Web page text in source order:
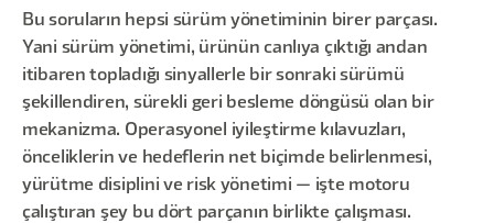
Bu soruların hepsi sürüm yönetiminin birer parçası.
Yani sürüm yönetimi, ürünün canlıya çıktığı andan
itibaren topladığı sinyallerle bir sonraki sürümü
şekillendiren, sürekli geri besleme döngüsü olan bir
mekanizma. Operasyonel iyileştirme kılavuzları,
önceliklerin ve hedeflerin net biçimde belirlenmesi,
yürütme disiplini ve risk yönetimi — işte motoru
çalıştıran şey bu dört parçanın birlikte çalışması.